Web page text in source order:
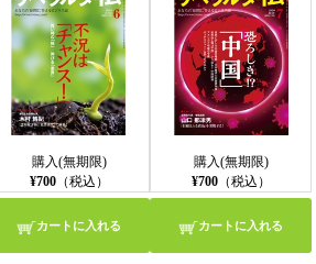
購入(無期限)
¥700（税込）
カートに入れる
購入(無期限)
¥700（税込）
カートに入れる